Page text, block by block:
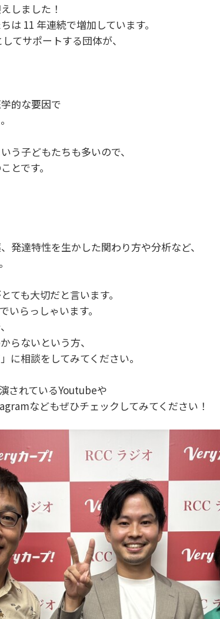
しました！
は 11 年連続で増加しています。
てサポートする団体が、
的な要因で
う子どもたちも多いので、
とです。
発達特性を生かした関わり方や分析など、
ても大切だと言います。
いらっしゃいます。
らないという方、
に相談をしてみてください。
されているYoutubeや
などもぜひチェックしてみてください！